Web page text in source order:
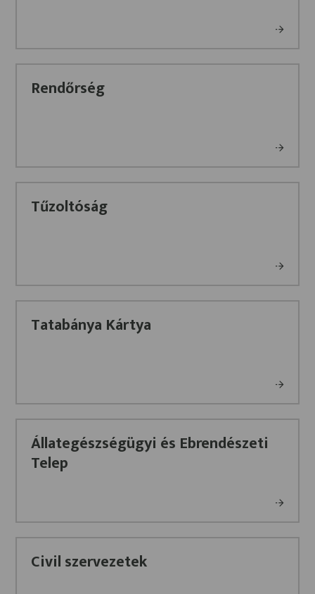
Rendőrség
Tűzoltóság
Tatabánya Kártya
Állategészségügyi és Ebrendészeti
Telep
Civil szervezetek